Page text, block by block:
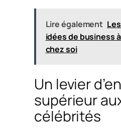
Lire également
idées de business
chez soi
Un levier
supérieur
célébrités